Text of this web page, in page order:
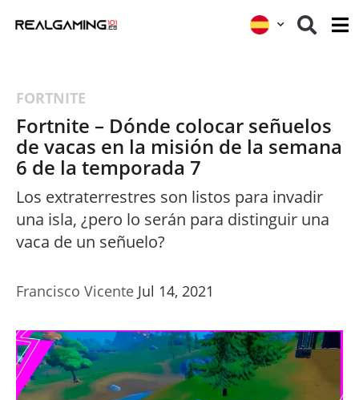
FORTNITE
Fortnite – Dónde colocar señuelos
de vacas en la misión de la semana
6 de la temporada 7
Los extraterrestres son listos para invadir
una isla, ¿pero lo serán para distinguir una
vaca de un señuelo?
Francisco Vicente Jul 14, 2021